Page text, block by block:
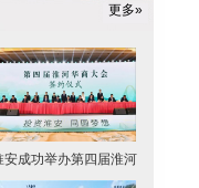
更多»
安成功举办第四届淮河
华商大